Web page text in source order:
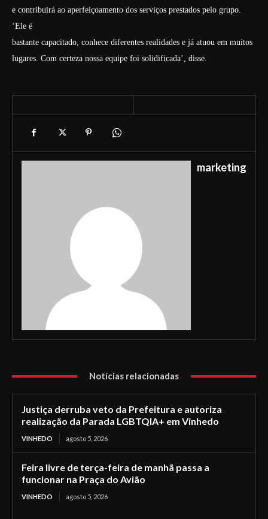
e contribuirá ao aperfeiçoamento dos serviços prestados pelo grupo.
‘Ele é
bastante capacitado, conhece diferentes realidades e já atuou em muitos
lugares. Com certeza nossa equipe foi solidificada’, disse.
marketing
Notícias relacionadas
Justiça derruba veto da Prefeitura e autoriza
realização da Parada LGBTQIA+ em Vinhedo
VINHEDO agosto 5, 2026
Feira livre de terça-feira de manhã passa a
funcionar na Praça do Avião
VINHEDO agosto 5, 2026